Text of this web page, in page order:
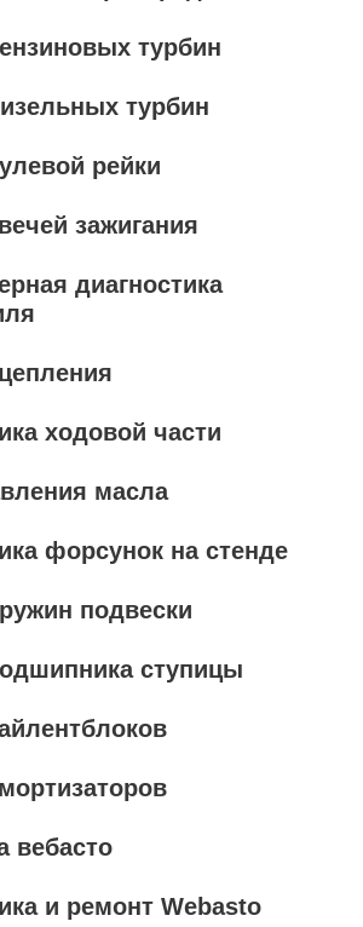
турбин
турбин
рейки
зажигания
диагностика
ходовой части
масла
форсунок на стенде
подвески
ступицы
вебасто
и ремонт Webasto